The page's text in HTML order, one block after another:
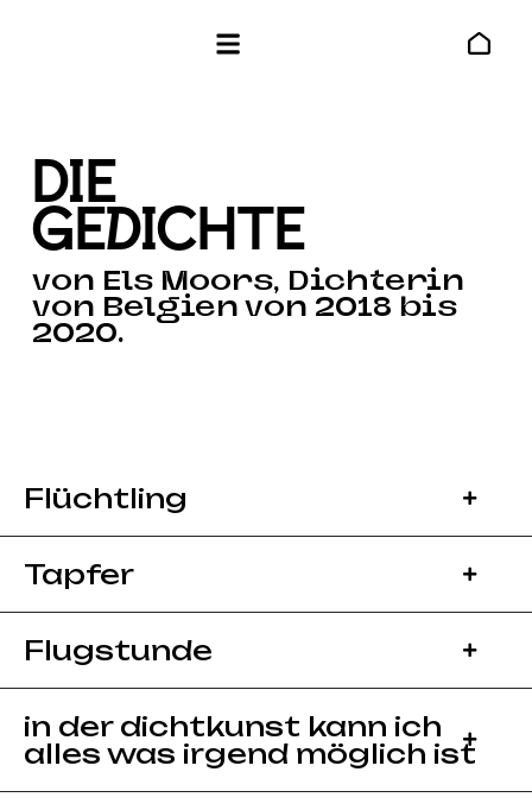
Die
GedicHte
von Els Moors, Dichterin
von Belgien von 2018 bis
2020.
Flüchtling
Tapfer
Flugstunde
in der dichtkunst kann ich
alles was irgend möglich ist